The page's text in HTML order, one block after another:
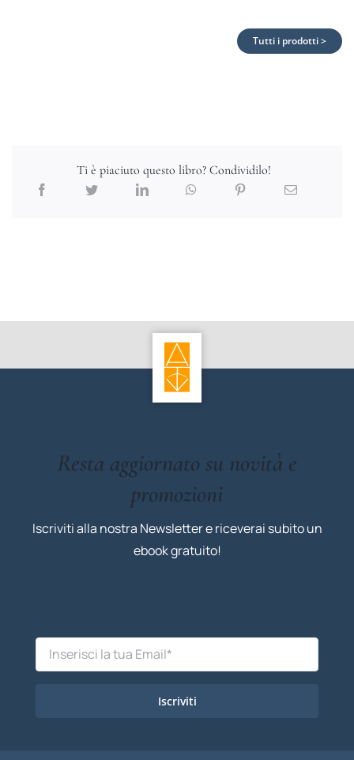
Tutti i prodotti >
Ti è piaciuto questo libro? Condividilo!
Resta aggiornato su novità e
promozioni
Iscriviti alla nostra Newsletter e riceverai subito un
ebook gratuito!
Iscriviti